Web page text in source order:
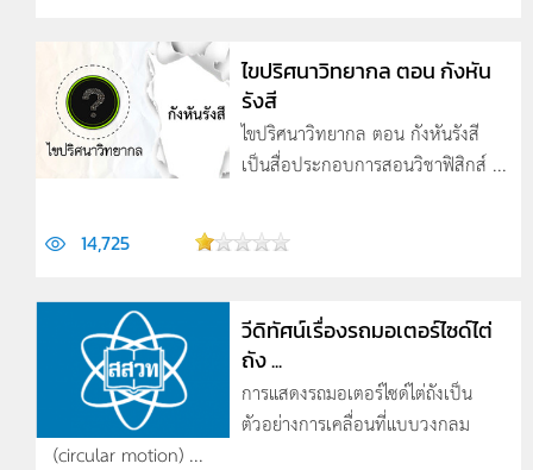
ไขปริศนาวิทยากล ตอน กังหัน
รังสี
ไขปริศนาวิทยากล ตอน กังหันรังสี
เป็นสื่อประกอบการสอนวิชาฟิสิกส์ ...
14,725
วีดิทัศน์เรื่องรถมอเตอร์ไซด์ไต่
ถัง ...
การแสดงรถมอเตอร์ไซด์ไต่ถังเป็น
ตัวอย่างการเคลื่อนที่แบบวงกลม
(circular motion) ...